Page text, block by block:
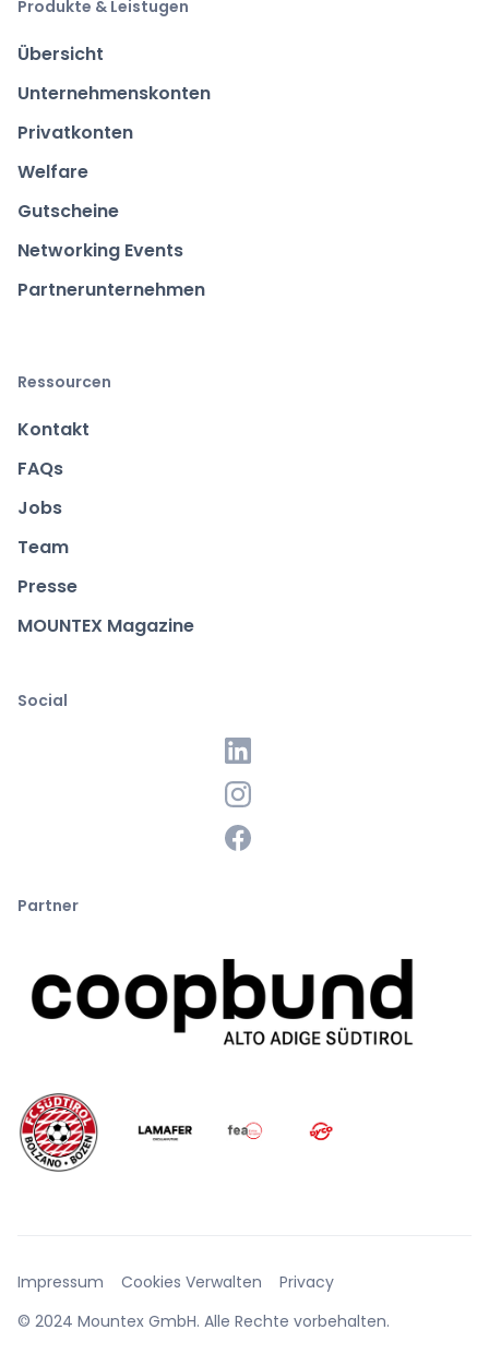
Produkte & Leistugen
Übersicht
Unternehmenskonten
Privatkonten
Welfare
Gutscheine
Networking Events
Partnerunternehmen
Ressourcen
Kontakt
FAQs
Jobs
Team
Presse
MOUNTEX Magazine
Social
Partner
© 2024 Mountex GmbH. Alle Rechte vorbehalten.
Impressum Cookies Verwalten Privacy